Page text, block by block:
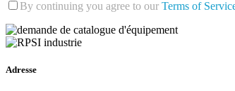
By continuing you agree to our Terms of
Adresse